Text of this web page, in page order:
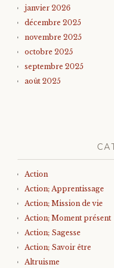
janvier 2026
décembre 2025
novembre 2025
octobre 2025
septembre 2025
août 2025
Action
Action; Apprentissage
Action; Mission de vie
Action; Moment présent
Action; Sagesse
Action; Savoir être
Altruisme